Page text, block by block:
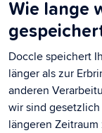
Wie lange
Doccle speichert
länger als zur
anderen
wir sind
längeren